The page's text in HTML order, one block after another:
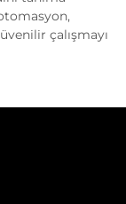
çalışmayı